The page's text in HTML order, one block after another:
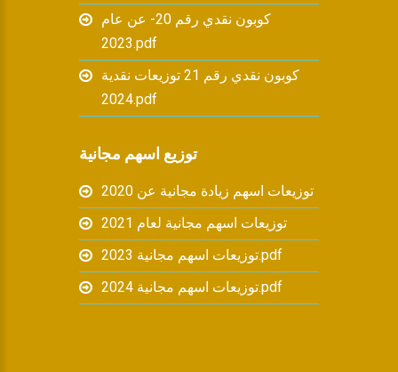
كوبون نقدي رقم 20- عن عام
2023.pdf
كوبون نقدي رقم 21 توزيعات نقدية
2024.pdf
توزيع اسهم مجانية
توزيعات اسهم زيادة مجانية عن 2020
توزيعات اسهم مجانية لعام 2021
توزيعات اسهم مجانية 2023.pdf
توزيعات اسهم مجانية 2024.pdf